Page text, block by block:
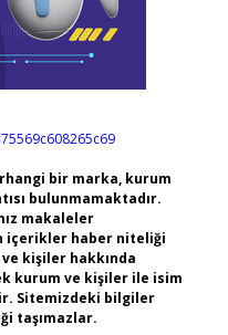
bir marka, kurum
bulunmamaktadır.
makaleler
içerikler haber niteliği
kişiler hakkında
kurum ve kişiler ile isim
Sitemizdeki bilgiler
taşımazlar.